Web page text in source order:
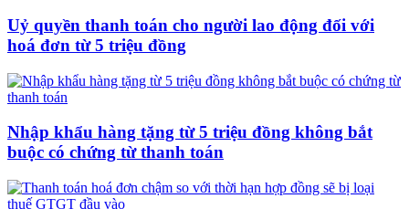
Uỷ quyền thanh toán cho người lao động đối với
hoá đơn từ 5 triệu đồng
Nhập khẩu hàng tặng từ 5 triệu đồng không bắt
buộc có chứng từ thanh toán